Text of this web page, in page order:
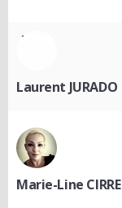
Laurent JURADO
Marie-Line CIRRE